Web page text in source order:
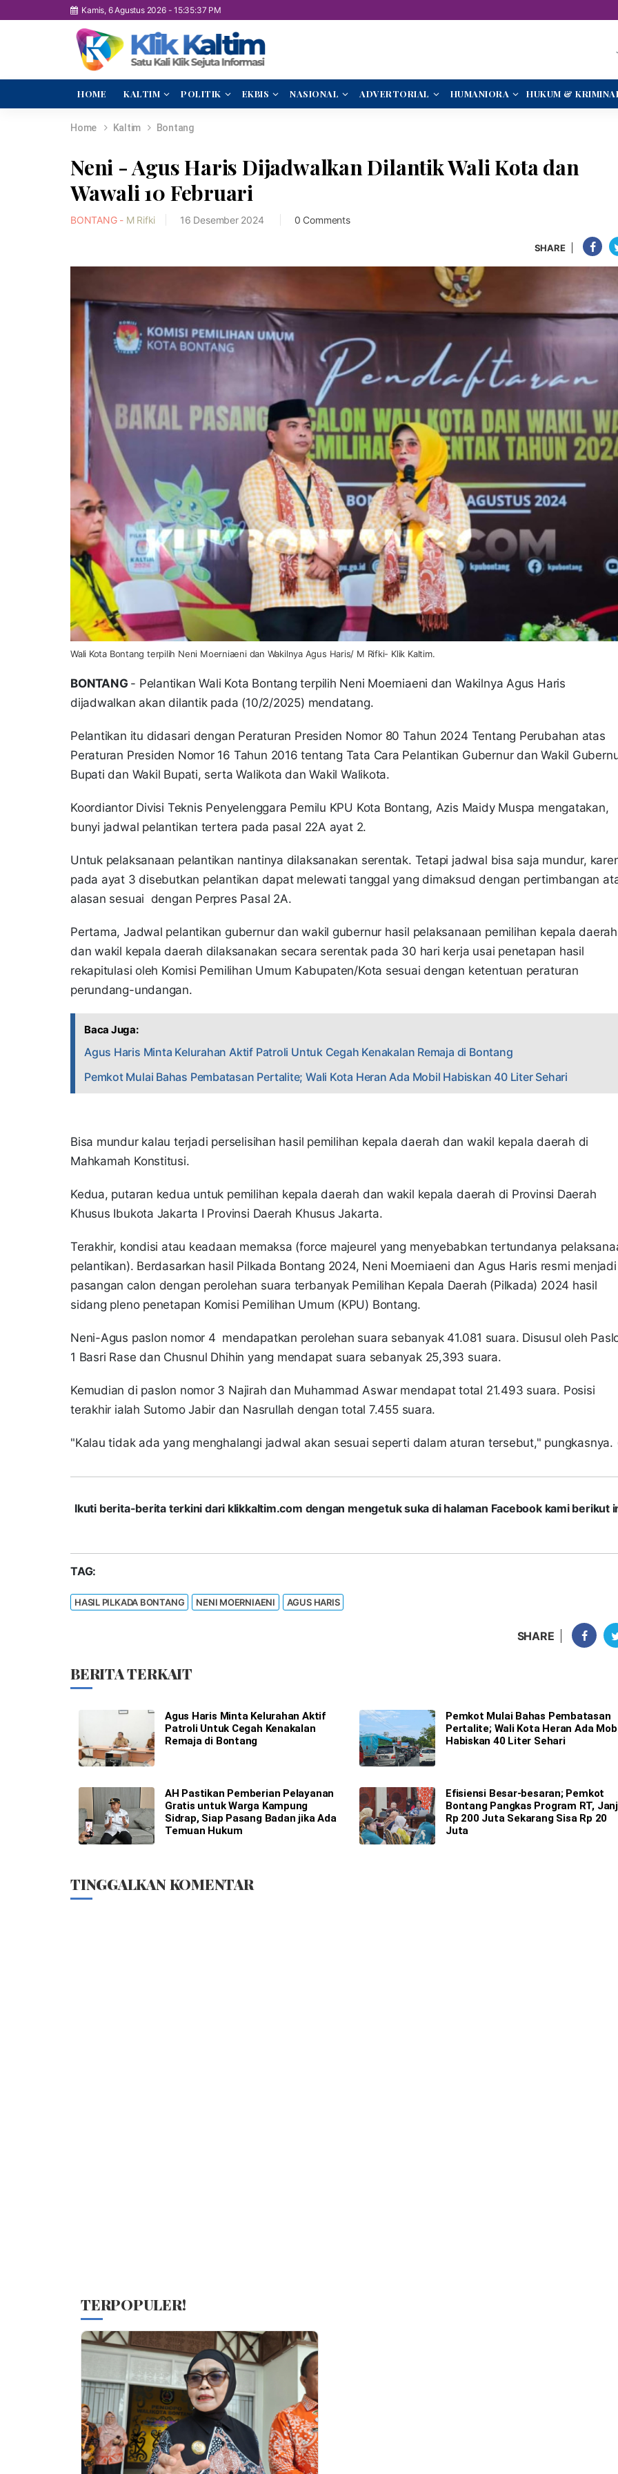
Kamis, 6 Agustus 2026-15:35:38 PM
HOME KALTIM POLITIK EKBIS NASIONAL ADVERTORIAL HUMANIORA HUKUM &
Home Kaltim Bontang
Neni - Agus Haris Dijadwalkan Dilantik Wali Kota dan
Wawali 10 Februari
BONTANG - M Rifki 16 Desember 2024 0 Comments
SHARE
Wali Kota Bontang terpilih Neni Moerniaeni dan Wakilnya Agus Haris/ M Rifki- Klik Kaltim.
BONTANG - Pelantikan Wali Kota Bontang terpilih Neni Moerniaeni dan Wakilnya Agus Haris
dijadwalkan akan dilantik pada (10/2/2025) mendatang.
Pelantikan itu didasari dengan Peraturan Presiden Nomor 80 Tahun 2024 Tentang Perubahan atas
Peraturan Presiden Nomor 16 Tahun 2016 tentang Tata Cara Pelantikan Gubernur dan Wakil
Bupati dan Wakil Bupati, serta Walikota dan Wakil Walikota.
Koordiantor Divisi Teknis Penyelenggara Pemilu KPU Kota Bontang, Azis Maidy Muspa mengatakan,
bunyi jadwal pelantikan tertera pada pasal 22A ayat 2.
Untuk pelaksanaan pelantikan nantinya dilaksanakan serentak. Tetapi jadwal bisa saja mundur,
pada ayat 3 disebutkan pelantikan dapat melewati tanggal yang dimaksud dengan pertimbangan
alasan sesuai dengan Perpres Pasal 2A.
Pertama, Jadwal pelantikan gubernur dan wakil gubernur hasil pelaksanaan pemilihan kepala daerah
dan wakil kepala daerah dilaksanakan secara serentak pada 30 hari kerja usai penetapan hasil
rekapitulasi oleh Komisi Pemilihan Umum Kabupaten/Kota sesuai dengan ketentuan peraturan
perundang-undangan.
Baca Juga:
Agus Haris Minta Kelurahan Aktif Patroli Untuk Cegah Kenakalan Remaja di Bontang
Pemkot Mulai Bahas Pembatasan Pertalite; Wali Kota Heran Ada Mobil Habiskan 40 Liter Sehari
Bisa mundur kalau terjadi perselisihan hasil pemilihan kepala daerah dan wakil kepala daerah di
Mahkamah Konstitusi.
Kedua, putaran kedua untuk pemilihan kepala daerah dan wakil kepala daerah di Provinsi Daerah
Khusus Ibukota Jakarta I Provinsi Daerah Khusus Jakarta.
Terakhir, kondisi atau keadaan memaksa (force majeurel yang menyebabkan tertundanya
pelantikan). Berdasarkan hasil Pilkada Bontang 2024, Neni Moerniaeni dan Agus Haris resmi menjadi
pasangan calon dengan perolehan suara terbanyak Pemilihan Kepala Daerah (Pilkada) 2024 hasil
sidang pleno penetapan Komisi Pemilihan Umum (KPU) Bontang.
Neni-Agus paslon nomor 4 mendapatkan perolehan suara sebanyak 41.081 suara. Disusul oleh
1 Basri Rase dan Chusnul Dhihin yang mendapat suara sebanyak 25,393 suara.
Kemudian di paslon nomor 3 Najirah dan Muhammad Aswar mendapat total 21.493 suara. Posisi
terakhir ialah Sutomo Jabir dan Nasrullah dengan total 7.455 suara.
"Kalau tidak ada yang menghalangi jadwal akan sesuai seperti dalam aturan tersebut," pungkasnya.
Ikuti berita-berita terkini dari klikkaltim.com dengan mengetuk suka di halaman Facebook kami berikut
TAG:
HASIL PILKADA BONTANG NENI MOERNIAENI AGUS HARIS
SHARE
BERITA TERKAIT
Agus Haris Minta Kelurahan Aktif
Patroli Untuk Cegah Kenakalan
Remaja di Bontang
Pemkot Mulai Bahas Pembatasan
Pertalite; Wali Kota Heran Ada
Habiskan 40 Liter Sehari
AH Pastikan Pemberian Pelayanan
Gratis untuk Warga Kampung
Sidrap, Siap Pasang Badan jika Ada
Temuan Hukum
Efisiensi Besar-besaran; Pemkot
Bontang Pangkas Program RT,
Rp 200 Juta Sekarang Sisa Rp 20
Juta
TINGGALKAN KOMENTAR
TERPOPULER!